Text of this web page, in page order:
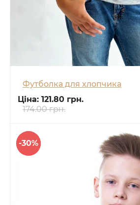
Футболка для хлопчика
Ціна: 121.80 грн.
174.00 грн.
-30%